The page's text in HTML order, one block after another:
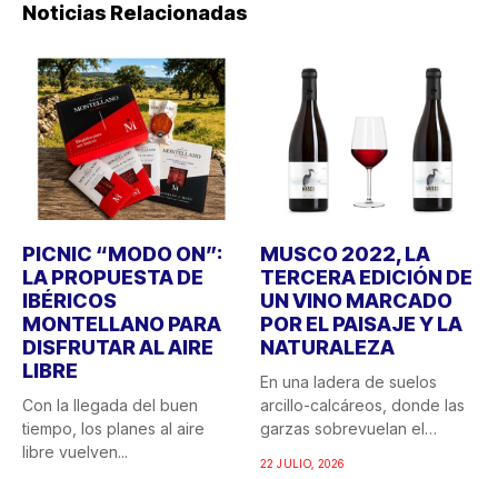
Noticias Relacionadas
PICNIC “MODO ON”:
LA PROPUESTA DE
IBÉRICOS
MONTELLANO PARA
DISFRUTAR AL AIRE
LIBRE
Con la llegada del buen
tiempo, los planes al aire
libre vuelven...
MUSCO 2022, LA
TERCERA EDICIÓN DE
UN VINO MARCADO
POR EL PAISAJE Y LA
NATURALEZA
En una ladera de suelos
arcillo-calcáreos, donde las
garzas sobrevuelan el
22 JULIO, 2026